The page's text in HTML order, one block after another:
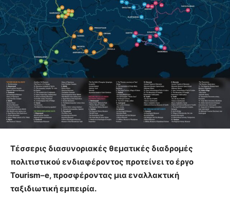
Τέσσερις διασυνοριακές θεματικές διαδρομές
πολιτιστικού ενδιαφέροντος προτείνει το έργο
Tourism–e, προσφέροντας μια εναλλακτική
ταξιδιωτική εμπειρία.